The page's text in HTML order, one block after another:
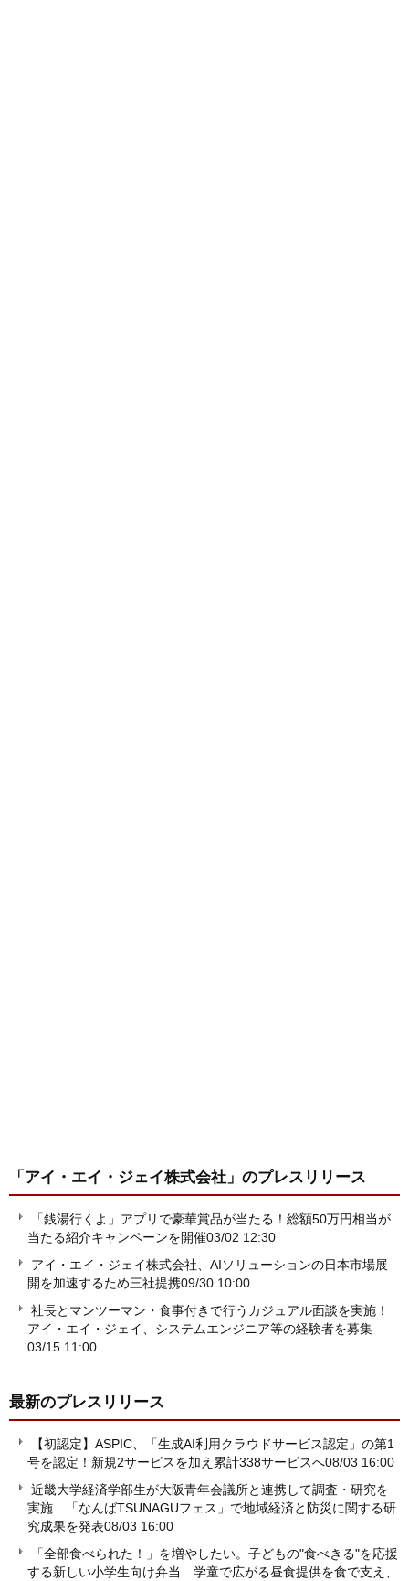
「アイ・エイ・ジェイ株式会社」 のプレスリリース
「銭湯行くよ」アプリで豪華賞品が当たる！総額50万円相当が
当たる紹介キャンペーンを開催03/02 12:30
アイ・エイ・ジェイ株式会社、AIソリューションの日本市場展
開を加速するため三社提携09/30 10:00
社長とマンツーマン・食事付きで行うカジュアル面談を実施！
アイ・エイ・ジェイ、システムエンジニア等の経験者を募集
03/15 11:00
最新のプレスリリース
【初認定】ASPIC、「生成AI利用クラウドサービス認定」の第1
号を認定！新規2サービスを加え累計338サービスへ08/03 16:00
近畿大学経済学部生が大阪青年会議所と連携して調査・研究を
実施 「なんばTSUNAGUフェス」で地域経済と防災に関する研
究成果を発表08/03 16:00
「全部食べられた！」を増やしたい。子どもの"食べきる"を応援
する新しい小学生向け弁当 学童で広がる昼食提供を食で支え、